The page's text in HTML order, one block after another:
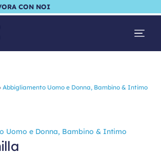
CON NOI
Abbigliamento Uomo e Donna, Bambino & Intimo
Uomo e Donna, Bambino & Intimo